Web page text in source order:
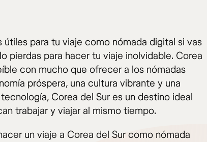
útiles para tu viaje como nómada digital si vas
pierdas para hacer tu viaje inolvidable. Corea
con mucho que ofrecer a los nómadas
próspera, una cultura vibrante y una
Corea del Sur es un destino ideal
trabajar y viajar al mismo tiempo.
un viaje a Corea del Sur como nómada